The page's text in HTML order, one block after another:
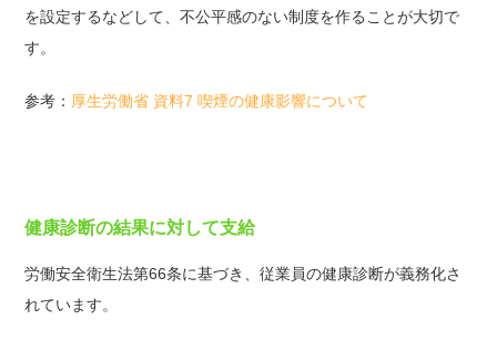
を設定するなどして、不公平感のない制度を作ることが大切で
す。
参考： 厚生労働省 資料7 喫煙の健康影響について
健康診断の結果に対して支給
労働安全衛生法第66条に基づき、従業員の健康診断が義務化さ
れています。